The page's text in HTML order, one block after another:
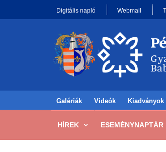
Digitális napló Webmail
Galériák Videók Kiadványok
HÍREK ESEMÉNYNAPTÁR